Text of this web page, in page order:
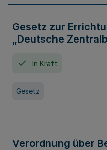
Gesetz zur
„Deutsche
In Kraft
Gesetz
Verordnung über